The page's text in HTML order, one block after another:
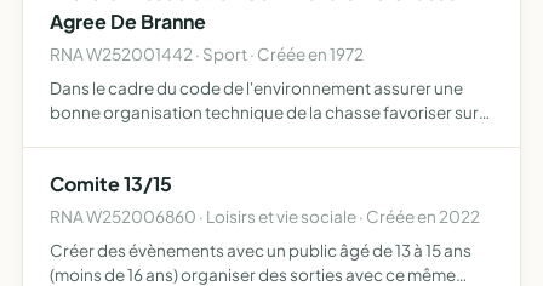
Agree De Branne
RNA W252001442 · Sport · Créée en 1972
Dans le cadre du code de l'environnement assurer une
bonne organisation technique de la chasse favoriser sur
Comite 13/15
RNA W252006860 · Loisirs et vie sociale · Créée en 2022
Créer des évènements avec un public âgé de 13 à 15 ans
(moins de 16 ans) organiser des sorties avec ce même